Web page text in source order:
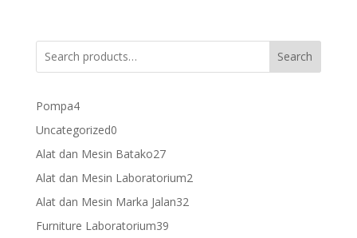
Search
Pompa44
products
Uncategorized00
products
Alat dan Mesin Batako2727
products
Alat dan Mesin Laboratorium22
Alat dan Mesin Marka Jalan3232
Furniture Laboratorium3939